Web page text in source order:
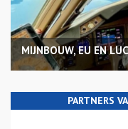
MIJNBOUW, EU EN
PARTNERS